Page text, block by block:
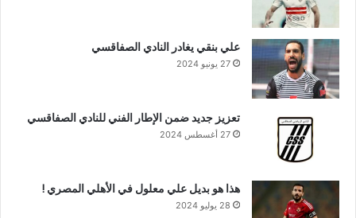
علي بنقي يغادر النادي الصفاقسي
27 يونيو 2024
تعزيز جديد ضمن الإطار الفني للنادي الصفاقسي
27 أغسطس 2024
هذا هو بديل علي معلول في الأهلي المصري !
28 يوليو 2024